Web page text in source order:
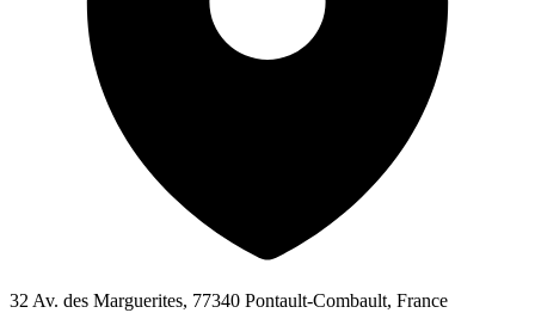
32 Av. des Marguerites, 77340 Pontault-Combault, France